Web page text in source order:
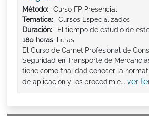
Método:
Curso FP Presencial
Tematica:
Cursos Especializados
Duración:
El tiempo de estudio de
180 horas. horas
El Curso de Carnet Profesional de
Seguridad en Transporte de
tiene como finalidad conocer la
de aplicación y los procedimie... ver